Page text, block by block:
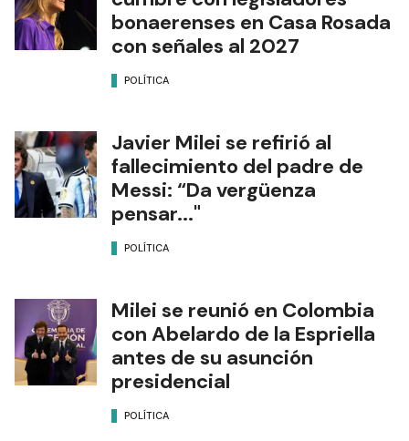
bonaerenses en Casa Rosada
con señales al 2027
POLÍTICA
Javier Milei se refirió al
fallecimiento del padre de
Messi: “Da vergüenza
pensar..."
POLÍTICA
Milei se reunió en Colombia
con Abelardo de la Espriella
antes de su asunción
presidencial
POLÍTICA